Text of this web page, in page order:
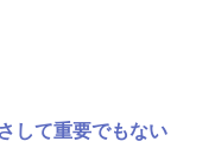
して重要でもない